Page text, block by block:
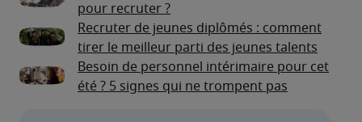
pour recruter ?
Recruter de jeunes diplômés : comment
tirer le meilleur parti des jeunes talents
Besoin de personnel intérimaire pour cet
été ? 5 signes qui ne trompent pas